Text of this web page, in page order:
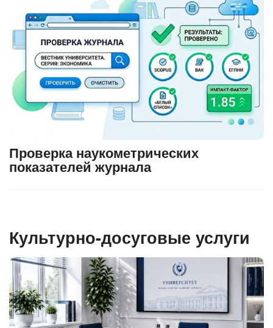
Проверка наукометрических
показателей журнала
Культурно-досуговые услуги